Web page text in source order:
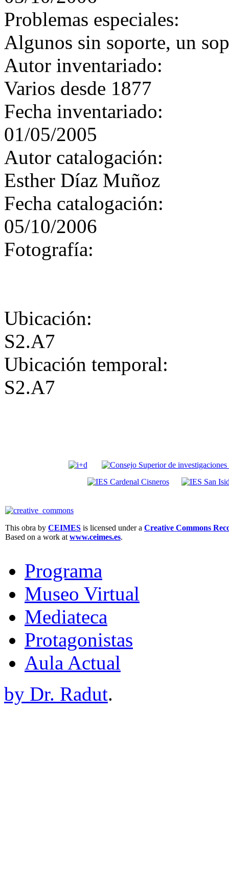
Problemas especiales:
Algunos sin soporte, un
Autor inventariado:
Varios desde 1877
Fecha inventariado:
01/05/2005
Autor catalogación:
Esther Díaz Muñoz
Fecha catalogación:
05/10/2006
Fotografía:
Ubicación:
S2.A7
Ubicación temporal:
S2.A7
This obra by CEIMES is licensed under a Creative Commons
Based on a work at www.ceimes.es.
Programa
Museo Virtual
Mediateca
Protagonistas
Aula Actual
by Dr. Radut.